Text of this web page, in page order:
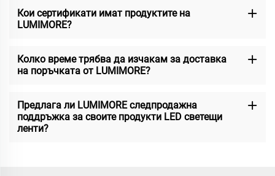
Кои сертификати имат продуктите на
LUMIMORE?
Колко време трябва да изчакам за доставка
на поръчката от LUMIMORE?
Предлага ли LUMIMORE следпродажна
поддръжка за своите продукти LED светещи
ленти?